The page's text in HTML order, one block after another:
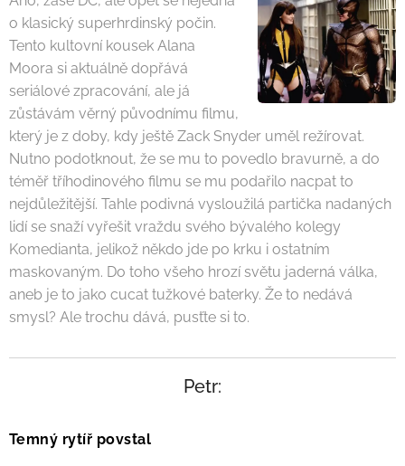
o klasický superhrdinský počin.
Tento kultovní kousek Alana
Moora si aktuálně dopřává
seriálové zpracování, ale já
zůstávám věrný původnímu filmu,
který je z doby, kdy ještě Zack Snyder uměl režírovat.
Nutno podotknout, že se mu to povedlo bravurně, a do
téměř tříhodinového filmu se mu podařilo nacpat to
nejdůležitější. Tahle podivná vysloužilá partička nadaných
lidí se snaží vyřešit vraždu svého bývalého kolegy
Komedianta, jelikož někdo jde po krku i ostatním
maskovaným. Do toho všeho hrozí světu jaderná válka,
aneb je to jako cucat tužkové baterky. Že to nedává
smysl? Ale trochu dává, pusťte si to.
Petr:
Temný rytíř povstal